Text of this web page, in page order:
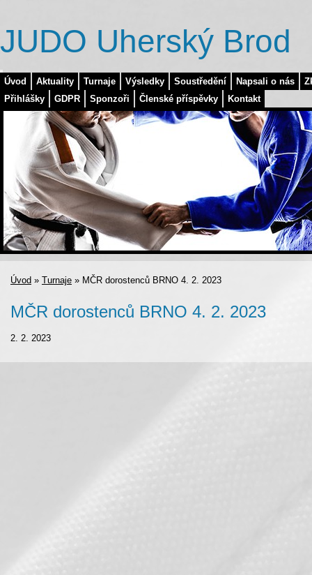
Úvod Aktuality Turnaje Výsledky Soustředění Napsali o nás
Přihlášky
GDPR Sponzoři Členské příspěvky Kontakt
JUDO Uherský Brod
Úvod » Turnaje » MČR dorostenců BRNO 4. 2. 2023
MČR dorostenců BRNO 4. 2. 2023
2. 2. 2023